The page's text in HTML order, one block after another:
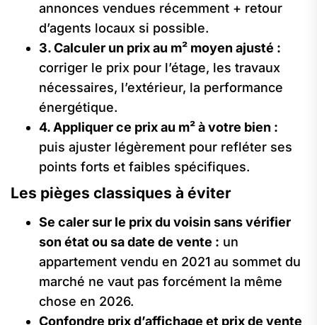
annonces vendues récemment + retour
d’agents locaux si possible.
3. Calculer un prix au m² moyen ajusté :
corriger le prix pour l’étage, les travaux
nécessaires, l’extérieur, la performance
énergétique.
4. Appliquer ce prix au m² à votre bien :
puis ajuster légèrement pour refléter ses
points forts et faibles spécifiques.
Les pièges classiques à éviter
Se caler sur le prix du voisin sans vérifier
son état ou sa date de vente : un
appartement vendu en 2021 au sommet du
marché ne vaut pas forcément la même
chose en 2026.
Confondre prix d’affichage et prix de vente